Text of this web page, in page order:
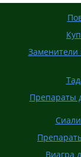
Заменители
Препараты
Виагра